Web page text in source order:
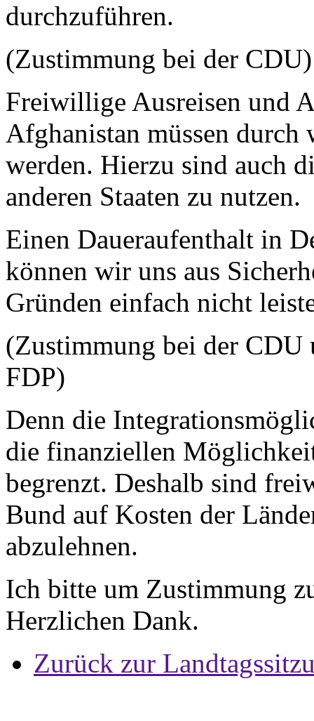
durchzuführen.
(Zustimmung bei der CDU)
Freiwillige Ausreisen und
Afghanistan müssen durch
werden. Hierzu sind auch
anderen Staaten zu nutzen.
Einen Daueraufenthalt in
können wir uns aus
Gründen einfach nicht
(Zustimmung bei der CDU
FDP)
Denn die
die finanziellen
begrenzt. Deshalb sind
Bund auf Kosten der
abzulehnen.
Ich bitte um Zustimmung
Herzlichen Dank.
Zurück zur